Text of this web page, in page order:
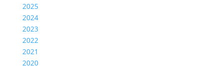
2025
2024
2023
2022
2021
2020